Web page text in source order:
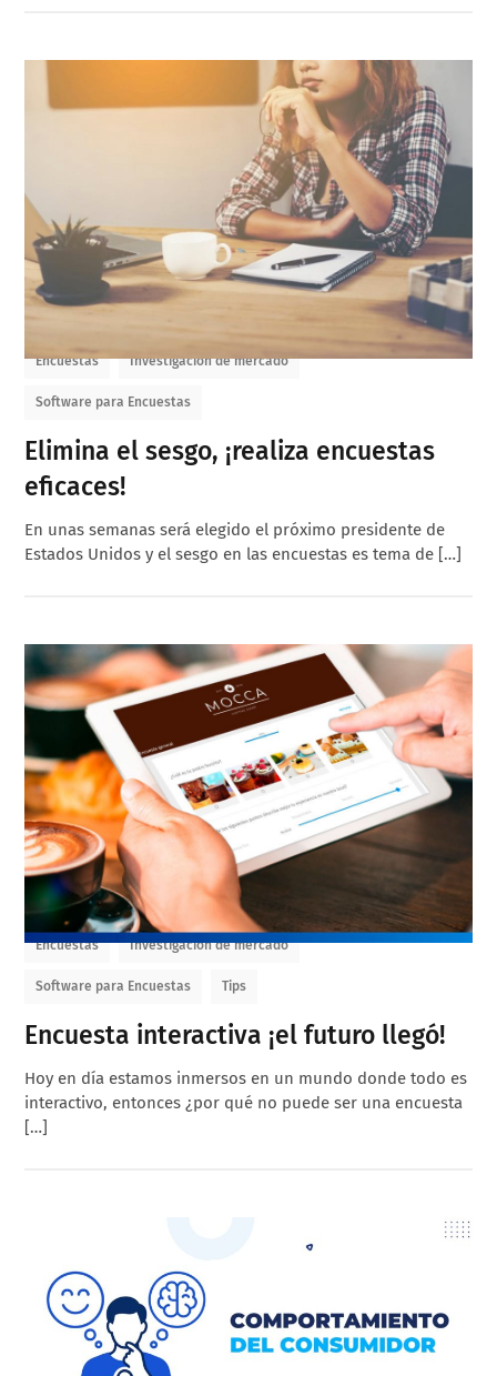
Encuestas Investigación de mercado
Software para Encuestas
Elimina el sesgo, ¡realiza encuestas
eficaces!
En unas semanas será elegido el próximo presidente de
Estados Unidos y el sesgo en las encuestas es tema de […]
Encuestas Investigación de mercado
Software para Encuestas Tips
Encuesta interactiva ¡el futuro llegó!
Hoy en día estamos inmersos en un mundo donde todo es
interactivo, entonces ¿por qué no puede ser una encuesta
[…]